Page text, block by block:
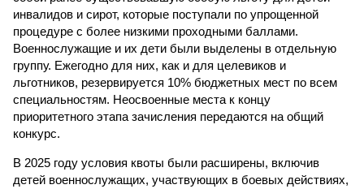
инвалидов и сирот, которые поступали по упрощенной
процедуре с более низкими проходными баллами.
Военнослужащие и их дети были выделены в отдельную
группу. Ежегодно для них, как и для целевиков и
льготников, резервируется 10% бюджетных мест по всем
специальностям. Неосвоенные места к концу
приоритетного этапа зачисления передаются на общий
конкурс.
В 2025 году условия квоты были расширены, включив
детей военнослужащих, участвующих в боевых действиях,